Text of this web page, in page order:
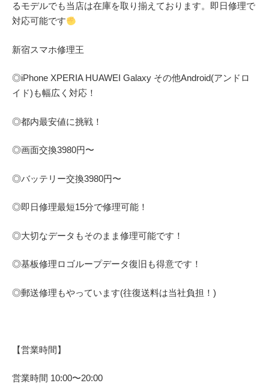
るモデルでも当店は在庫を取り揃えております。即日修理で
対応可能です
新宿スマホ修理王
◎iPhone XPERIA HUAWEI Galaxy その他Android(アンドロ
イド) も幅広く対応！
◎都内最安値に挑戦！
◎画面交換3980円〜
◎バッテリー交換3980円〜
◎即日修理最短15分で修理可能！
◎大切なデータもそのまま修理可能です！
◎基板修理ロゴループデータ復旧も得意です！
◎郵送修理もやっています(往復送料は当社負担！)
【営業時間】
営業時間 10:00〜20:00